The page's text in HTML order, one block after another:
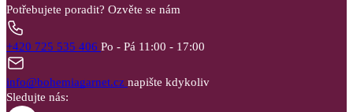
Potřebujete poradit? Ozvěte se nám
+420 725 535 406 Po - Pá 11:00 - 17:00
info@bohemiagarnet.cz napište kdykoliv
Sledujte nás: